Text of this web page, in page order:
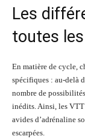
Les
toutes
En matière de cycle,
spécifiques : au-delà
nombre de
inédits. Ainsi, les
avides d’adrénaline
escarpées.